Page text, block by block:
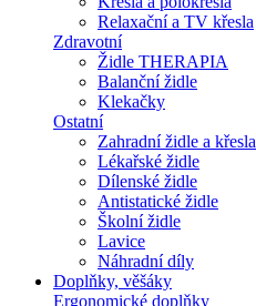
Relaxační a TV křesla
Zdravotní
Židle THERAPIA
Balanční židle
Klekačky
Ostatní
Zahradní židle a křesla
Lékařské židle
Dílenské židle
Antistatické židle
Školní židle
Lavice
Náhradní díly
Doplňky, věšáky
Ergonomické doplňky